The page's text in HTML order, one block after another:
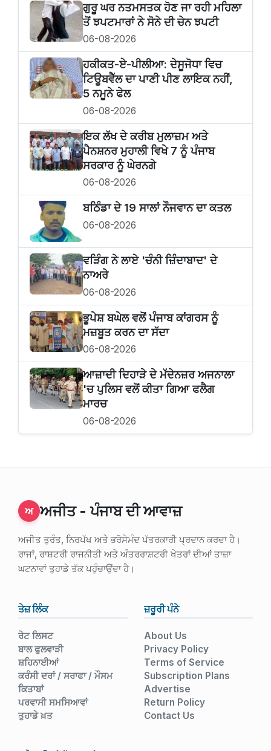
ਗੁਰੂ ਘਰ ਨਤਮਸਤਕ ਹੋਣ ਜਾ ਰਹੀ ਮਹਿਲਾ
ਤੋਂ ਝਪਟਮਾਰਾਂ ਨੇ ਸੋਨੇ ਦੀ ਚੇਨ ਝਪਟੀ
06-08-2026
ਹਕੀਕਤ-ਏ-ਪੀਲੀਆ: ਦੇਸੂਜੋਧਾ ਵਿਚ
ਟਿਊਬਵੈੱਲ ਦਾ ਪਾਣੀ ਪੀਣ ਲਾਇਕ ਨਹੀਂ,
5 ਨਮੂਨੇ ਫੇਲ
06-08-2026
ਇਕ ਲੱਖ ਦੇ ਕਰੀਬ ਮੁਲਾਜ਼ਮ ਅਤੇ
ਪੈਨਸ਼ਨਰ ਮੁਹਾਲੀ ਵਿਖੇ 7 ਨੂੰ ਪੰਜਾਬ
ਸਰਕਾਰ ਨੂੰ ਘੇਰਨਗੇ
06-08-2026
ਬਠਿੰਡਾ ਦੇ 19 ਸਾਲਾਂ ਨੌਜਵਾਨ ਦਾ ਕਤਲ
06-08-2026
ਵੜਿੰਗ ਨੇ ਲਾਏ 'ਚੰਨੀ ਜ਼ਿੰਦਾਬਾਦ' ਦੇ
ਨਾਅਰੇ
06-08-2026
ਭੂਪੇਸ਼ ਬਘੇਲ ਵਲੋਂ ਪੰਜਾਬ ਕਾਂਗਰਸ ਨੂੰ
ਮਜ਼ਬੂਤ ਕਰਨ ਦਾ ਸੱਦਾ
06-08-2026
ਆਜ਼ਾਦੀ ਦਿਹਾੜੇ ਦੇ ਮੱਦੇਨਜ਼ਰ ਅਜਨਾਲਾ
'ਚ ਪੁਲਿਸ ਵਲੋਂ ਕੀਤਾ ਗਿਆ ਫਲੈਗ
ਮਾਰਚ
06-08-2026
ਅ ਅਜੀਤ - ਪੰਜਾਬ ਦੀ ਆਵਾਜ਼
ਅਜੀਤ ਤੁਰੰਤ, ਨਿਰਪੱਖ ਅਤੇ ਭਰੋਸੇਮੰਦ ਪੱਤਰਕਾਰੀ ਪ੍ਰਦਾਨ ਕਰਦਾ ਹੈ।
ਰਾਜਾਂ, ਰਾਸ਼ਟਰੀ ਰਾਜਨੀਤੀ ਅਤੇ ਅੰਤਰਰਾਸ਼ਟਰੀ ਖੇਤਰਾਂ ਦੀਆਂ ਤਾਜ਼ਾ
ਘਟਨਾਵਾਂ ਤੁਹਾਡੇ ਤੱਕ ਪਹੁੰਚਾਉਂਦਾ ਹੈ।
ਤੇਜ਼ ਲਿੰਕ
ਰੇਟ ਲਿਸਟ
ਬਾਲ ਫੁਲਵਾੜੀ
ਸ਼ਹਿਨਾਈਆਂ
ਕਰੰਸੀ ਦਰਾਂ / ਸਰਾਫਾ / ਮੌਸਮ
ਕਿਤਾਬਾਂ
ਪਰਵਾਸੀ ਸਮਸਿਆਵਾਂ
ਤੁਹਾਡੇ ਖ਼ਤ
ਜ਼ਰੂਰੀ ਪੰਨੇ
About Us
Privacy Policy
Terms of Service
Subscription Plans
Advertise
Return Policy
Contact Us